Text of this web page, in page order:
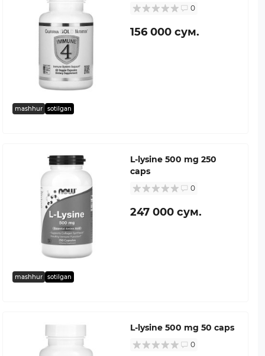
mashhur sotilgan
0
156 000 сум.
mashhur sotilgan
L-lysine 500 mg 250
caps
0
247 000 сум.
L-lysine 500 mg 50 caps
0